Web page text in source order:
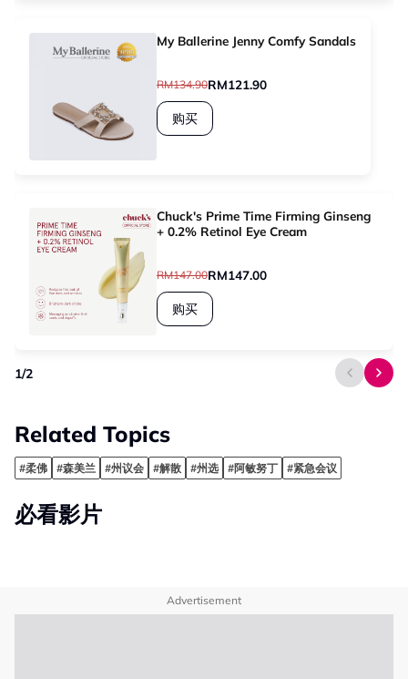
My Ballerine Jenny Comfy Sandals
RM134.90RM121.90
购买
Chuck's Prime Time Firming Ginseng
+ 0.2% Retinol Eye Cream
RM147.00RM147.00
购买
1/2
Related Topics
#柔佛 #森美兰 #州议会 #解散 #州选 #阿敏努丁 #紧急会议
必看影片
Advertisement